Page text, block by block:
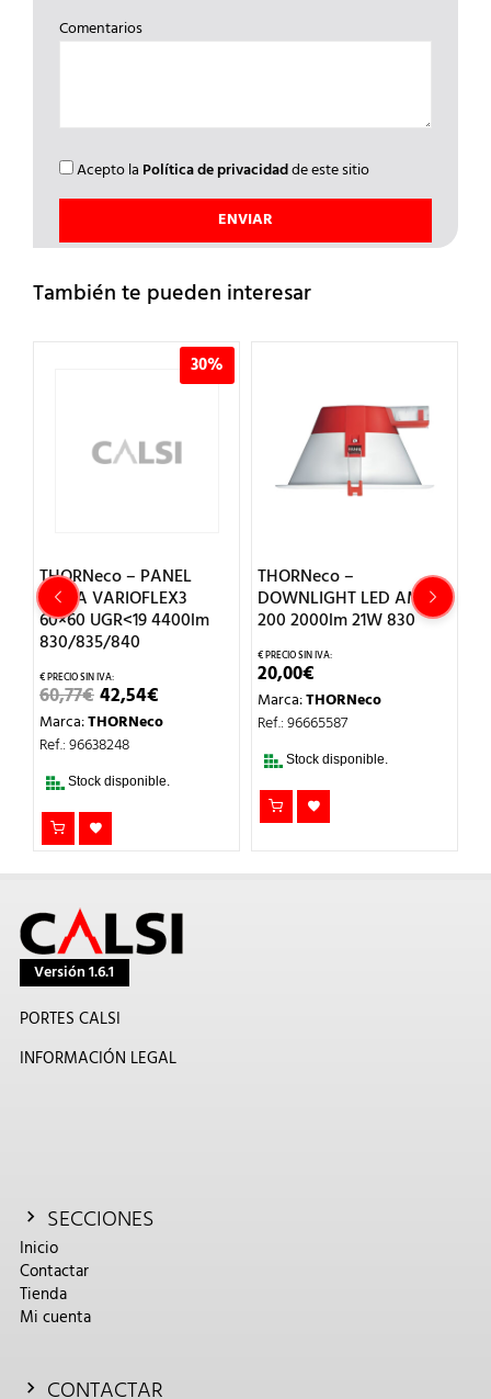
Comentarios
Acepto la Política de privacidadde este sitio
También te pueden interesar
30%
THORNeco – PANEL
ANNA VARIOFLEX3
60×60 UGR<19 4400lm
830/835/840
60,77€EL
PRECIO
ORIGINAL
ERA:
42,54€PRECIO
ACTUAL
Marca:THORNeco
Ref.: 96638248
Stock disponible.
THORNeco –
DOWNLIGHT LED AMY
200 2000lm 21W 830
20,00€
Marca:THORNeco
Ref.: 96665587
Stock disponible.
Versión 1.6.1
PORTES CALSI
INFORMACIÓN LEGAL
SECCIONES
Inicio
Contactar
Tienda
Mi cuenta
CONTACTAR